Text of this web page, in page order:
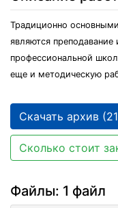
Традиционно
являются преподавание
профессиональной
еще и методическую
Скачать архив
Сколько стоит
Файлы: 1 файл